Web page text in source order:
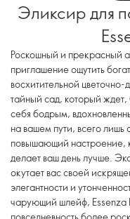
Эликсир для
Роскошный и прекрасный
приглашение ощутить
восхитительной
тайный сад, который ждет,
себя бодрым,
на вашем пути, всего
повышающий настроение,
делает ваш день лучше.
окутает вас своей
элегантности и
чарующий шлейф, Essenza